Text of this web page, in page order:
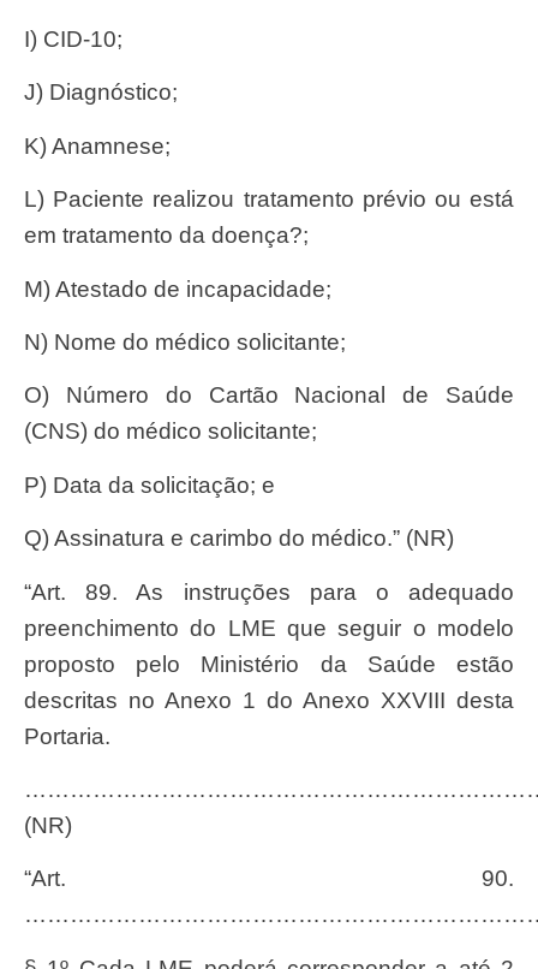
i) CID-10;
j) Diagnóstico;
k) Anamnese;
l) Paciente realizou tratamento prévio ou está
em tratamento da doença?;
m) Atestado de incapacidade;
n) Nome do médico solicitante;
o) Número do Cartão Nacional de Saúde
(CNS) do médico solicitante;
p) Data da solicitação; e
q) Assinatura e carimbo do médico.” (NR)
“Art. 89. As instruções para o adequado
preenchimento do LME que seguir o modelo
proposto pelo Ministério da Saúde estão
descritas no Anexo 1 do Anexo XXVIII desta
Portaria.
(NR)
“Art. 90.